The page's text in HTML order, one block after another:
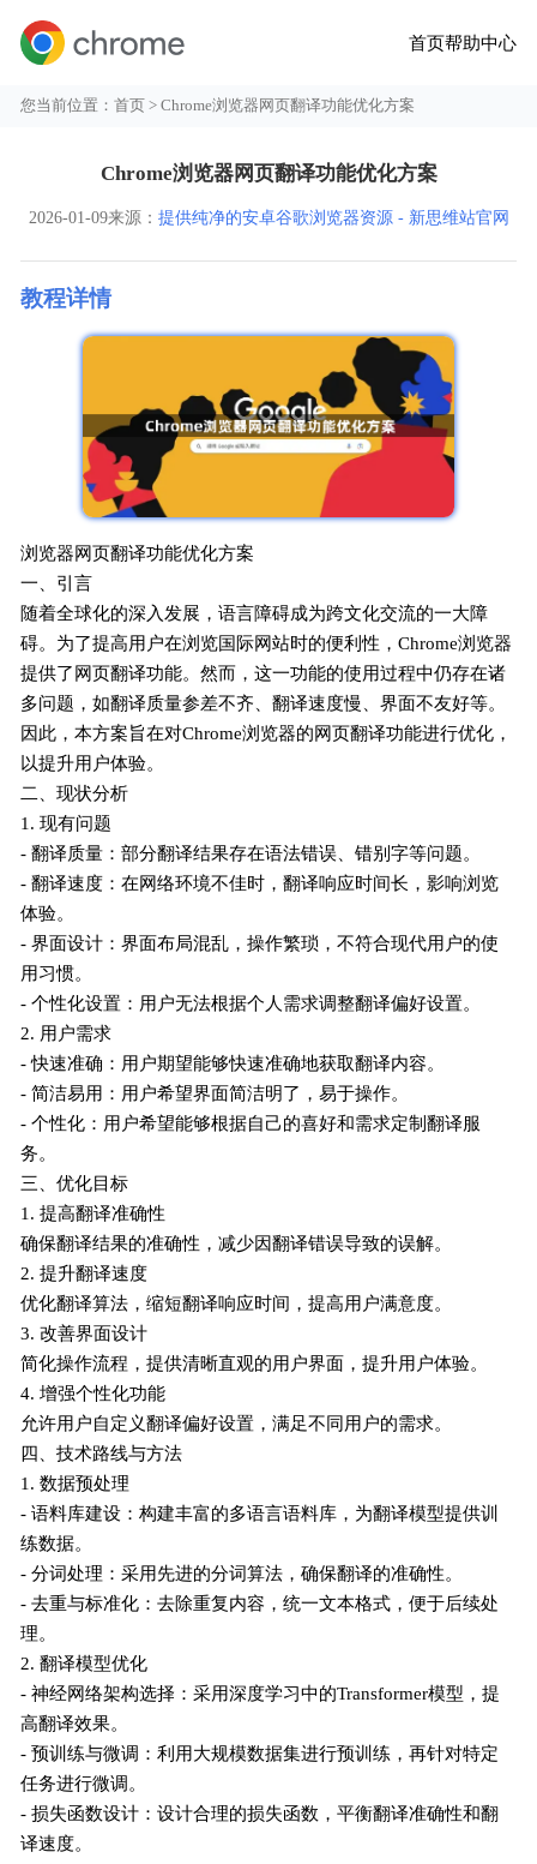
首页帮助中心
您当前位置：首页 > Chrome浏览器网页翻译功能优化方案
Chrome浏览器网页翻译功能优化方案
2026-01-09来源： 提供纯净的安卓谷歌浏览器资源 - 新思维站官网
教程详情
浏览器网页翻译功能优化方案
一、引言
随着全球化的深入发展，语言障碍成为跨文化交流的一大障
碍。为了提高用户在浏览国际网站时的便利性，Chrome浏览器
提供了网页翻译功能。然而，这一功能的使用过程中仍存在诸
多问题，如翻译质量参差不齐、翻译速度慢、界面不友好等。
因此，本方案旨在对Chrome浏览器的网页翻译功能进行优化，
以提升用户体验。
二、现状分析
1. 现有问题
- 翻译质量：部分翻译结果存在语法错误、错别字等问题。
- 翻译速度：在网络环境不佳时，翻译响应时间长，影响浏览
体验。
- 界面设计：界面布局混乱，操作繁琐，不符合现代用户的使
用习惯。
- 个性化设置：用户无法根据个人需求调整翻译偏好设置。
2. 用户需求
- 快速准确：用户期望能够快速准确地获取翻译内容。
- 简洁易用：用户希望界面简洁明了，易于操作。
- 个性化：用户希望能够根据自己的喜好和需求定制翻译服
务。
三、优化目标
1. 提高翻译准确性
确保翻译结果的准确性，减少因翻译错误导致的误解。
2. 提升翻译速度
优化翻译算法，缩短翻译响应时间，提高用户满意度。
3. 改善界面设计
简化操作流程，提供清晰直观的用户界面，提升用户体验。
4. 增强个性化功能
允许用户自定义翻译偏好设置，满足不同用户的需求。
四、技术路线与方法
1. 数据预处理
- 语料库建设：构建丰富的多语言语料库，为翻译模型提供训
练数据。
- 分词处理：采用先进的分词算法，确保翻译的准确性。
- 去重与标准化：去除重复内容，统一文本格式，便于后续处
理。
2. 翻译模型优化
- 神经网络架构选择：采用深度学习中的Transformer模型，提
高翻译效果。
- 预训练与微调：利用大规模数据集进行预训练，再针对特定
任务进行微调。
- 损失函数设计：设计合理的损失函数，平衡翻译准确性和翻
译速度。